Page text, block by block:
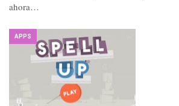
ahora…
APPS